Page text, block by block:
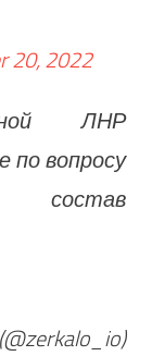
20, 2022
ЛНР
по вопросу